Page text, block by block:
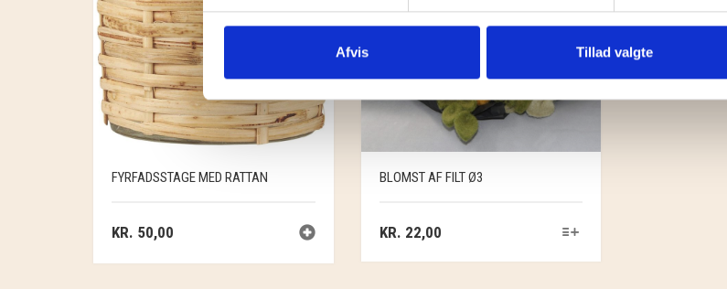
Afvis Tillad valgte
FYRFADSSTAGE MED RATTAN
KR. 50,00
BLOMST AF FILT Ø3
KR. 22,00